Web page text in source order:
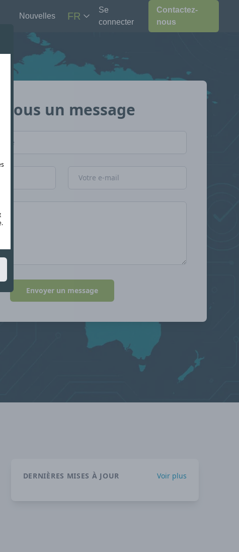
Nouvelles FR
Se
connecter
Contactez-
nous
nous un message
Envoyer un message
DERNIÈRES MISES À JOUR Voir plus